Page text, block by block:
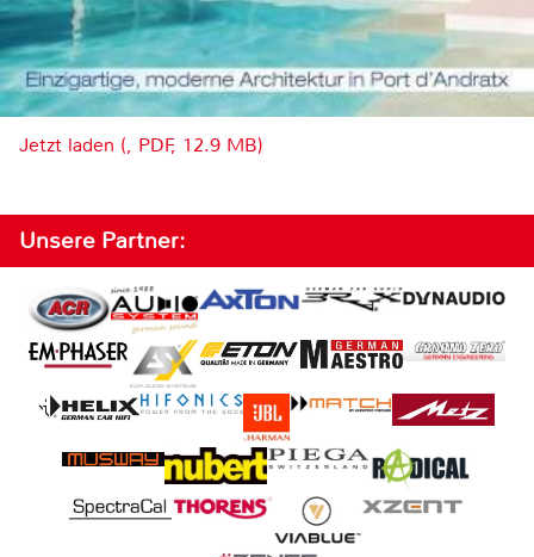
Jetzt laden (, PDF, 12.9 MB)
Unsere Partner: